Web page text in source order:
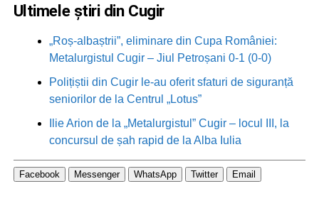
Ultimele știri din Cugir
„Roș-albaștrii”, eliminare din Cupa României:
Metalurgistul Cugir – Jiul Petroșani 0-1 (0-0)
Polițiștii din Cugir le-au oferit sfaturi de siguranță
seniorilor de la Centrul „Lotus”
Ilie Arion de la „Metalurgistul” Cugir – locul III, la
concursul de șah rapid de la Alba Iulia
Facebook Messenger WhatsApp Twitter Email